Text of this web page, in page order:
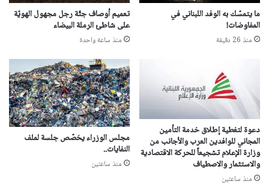
ما يتمسّك به الوفد اللبناني في
المفاوضات!
منذ 26 دقيقة
تعميم أوصاف جثّة رجل مجهول الهويّة
على شاطئ الرملة البيضاء
منذ ساعة واحدة
دعوة لتغطية إطلاق خدمة التأمين
المجاني للوافدين العرب والأجانب من
وزارة الإعلام تشجيعاً للحركة الاقتصادية
والاستثمار والاصطياف
منذ ساعتين
مجلس الوزراء يخصّص جلسة لملف
النفايات..
منذ ساعتين